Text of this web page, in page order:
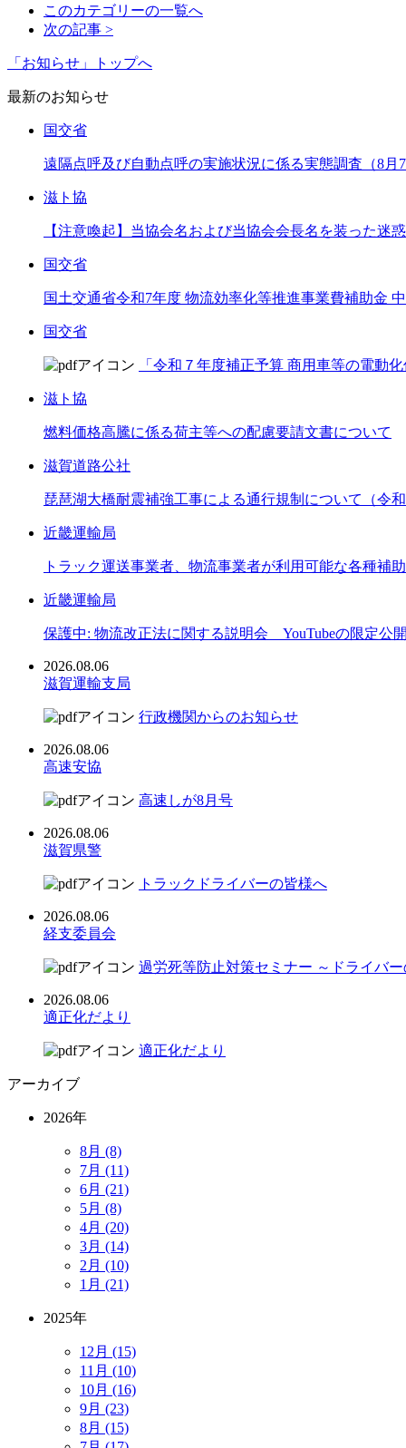
このカテゴリーの一覧へ
次の記事 >
「お知らせ」トップへ
最新のお知らせ
国交省
遠隔点呼及び自動点呼の実施状況に係る実態調査（8月7
滋ト協
【注意喚起】当協会名および当協会会長名を装った迷
国交省
国土交通省令和7年度 物流効率化等推進事業費補助金
国交省
「令和７年度補正予算 商用車等の電動
滋ト協
燃料価格高騰に係る荷主等への配慮要請文書について
滋賀道路公社
琵琶湖大橋耐震補強工事による通行規制について（令和
近畿運輸局
トラック運送事業者、物流事業者が利用可能な各種補
近畿運輸局
保護中: 物流改正法に関する説明会 YouTubeの限定公
2026.08.06
滋賀運輸支局
行政機関からのお知らせ
2026.08.06
高速安協
高速しが8月号
2026.08.06
滋賀県警
トラックドライバーの皆様へ
2026.08.06
経支委員会
過労死等防止対策セミナー ～ドライバ
2026.08.06
適正化だより
適正化だより
アーカイブ
2026年
8月 (8)
7月 (11)
6月 (21)
5月 (8)
4月 (20)
3月 (14)
2月 (10)
1月 (21)
2025年
12月 (15)
11月 (10)
10月 (16)
9月 (23)
8月 (15)